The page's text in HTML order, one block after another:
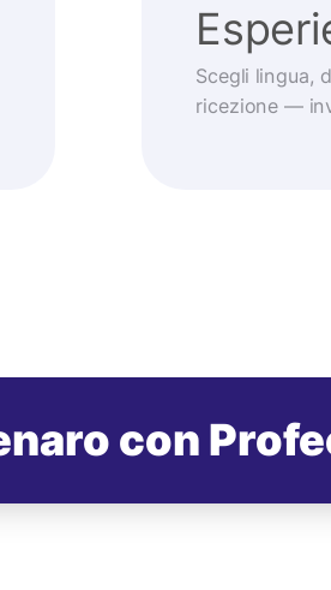
Scegli lingua,
ricezione —
con